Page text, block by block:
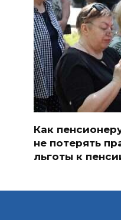
Как
не потерять
льготы к